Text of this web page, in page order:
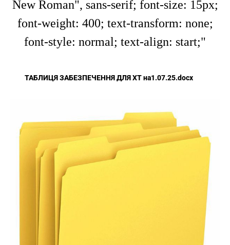
New Roman", sans-serif; font-size: 15px;
font-weight: 400; text-transform: none;
font-style: normal; text-align: start;"
ТАБЛИЦЯ ЗАБЕЗПЕЧЕННЯ ДЛЯ ХТ на1.07.25.docx